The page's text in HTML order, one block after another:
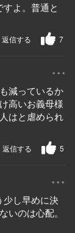
よ。普通と
7
返信する
...
減っているか
高いお義母様
はと虐められ
5
返信する
...
少し早めに決
いのは心配。